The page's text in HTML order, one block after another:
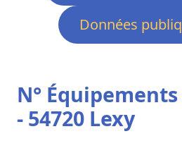
Données
N°
- 54720 Lexy